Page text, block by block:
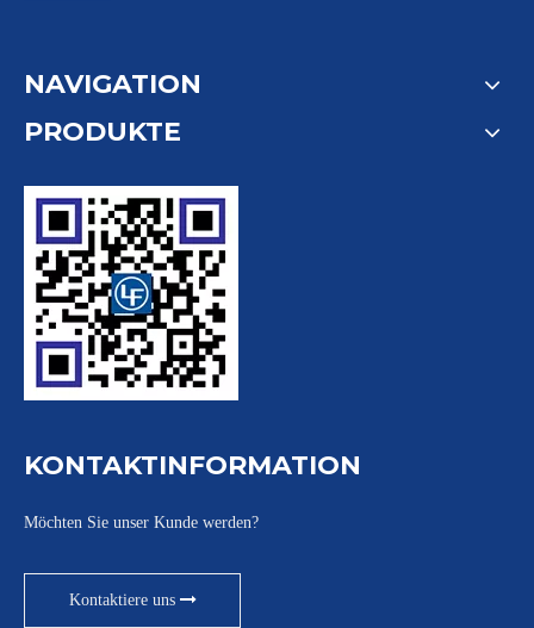
NAVIGATION
PRODUKTE
KONTAKTINFORMATION
Möchten Sie unser Kunde werden?
Kontaktiere uns